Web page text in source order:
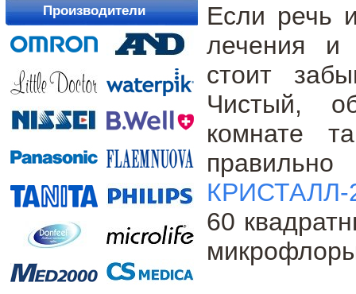
Производители
Если речь
лечения и
стоит
Чистый,
комнате
КРИСТАЛЛ-
60